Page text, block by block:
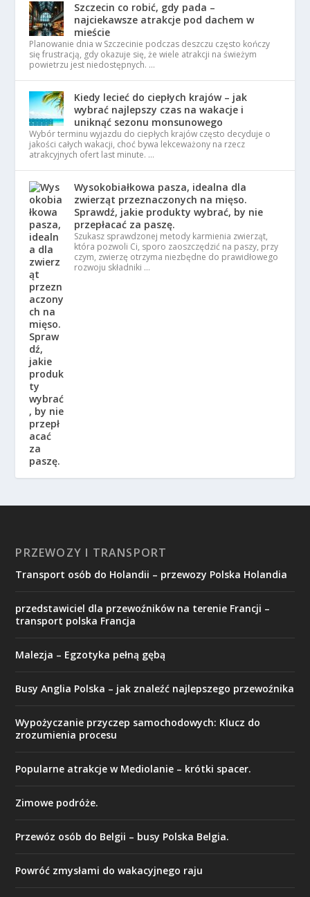
Szczecin co robić, gdy pada –
najciekawsze atrakcje pod dachem w
mieście
Planowanie dnia w Szczecinie podczas deszczu często kończy
się frustracją, gdy okazuje się, że wiele atrakcji na świeżym
powietrzu jest niedostępnych. …
Kiedy lecieć do ciepłych krajów – jak
wybrać najlepszy czas na wakacje i
uniknąć sezonu monsunowego
Wybór terminu wyjazdu do ciepłych krajów często decyduje o
jakości całych wakacji, choć bywa lekceważony na rzecz
atrakcyjnych ofert last minute. …
Wysokobiałkowa pasza, idealna dla
zwierząt przeznaczonych na mięso.
Sprawdź, jakie produkty wybrać, by nie
przepłacać za paszę.
Szukasz sprawdzonej metody karmienia zwierząt,
która pozwoli Ci, sporo zaoszczędzić na paszy, przy
czym, zwierzę otrzyma niezbędne do prawidłowego
rozwoju składniki …
PRZEWOZY I TRANSPORT
Transport osób do Holandii – przewozy Polska Holandia
przedstawiciel dla przewoźników na terenie Francji –
transport polska Francja
Malezja – Egzotyka pełną gębą
Busy Anglia Polska – jak znaleźć najlepszego przewoźnika
Wypożyczanie przyczep samochodowych: Klucz do
zrozumienia procesu
Popularne atrakcje w Mediolanie – krótki spacer.
Zimowe podróże.
Przewóz osób do Belgii – busy Polska Belgia.
Powróć zmysłami do wakacyjnego raju